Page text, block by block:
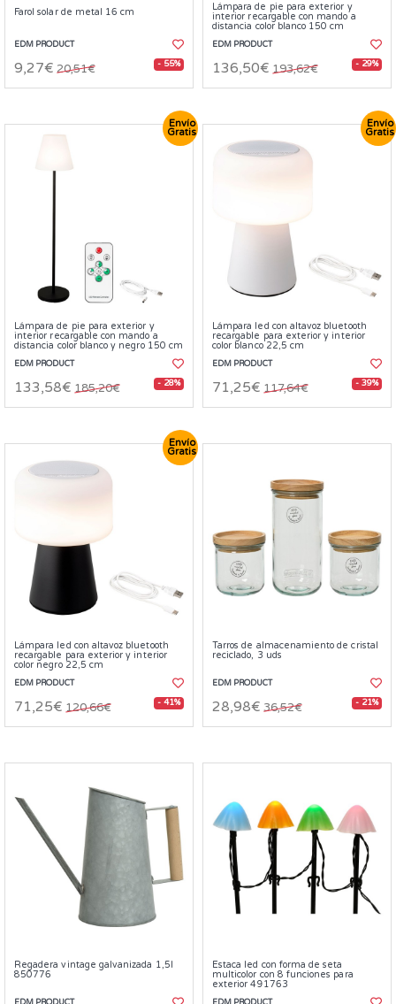
Farol solar de metal 16 cm
EDM PRODUCT
9,27€ 20,51€ - 55%
Lámpara de pie para exterior y
interior recargable con mando a
distancia color blanco 150 cm
EDM PRODUCT
136,50€ 193,62€ - 29%
Envío
Gratis
Lámpara de pie para exterior y
interior recargable con mando a
distancia color blanco y negro 150 cm
EDM PRODUCT
133,58€ 185,20€ - 28%
Envío
Gratis
Lámpara led con altavoz bluetooth
recargable para exterior y interior
color blanco 22,5 cm
EDM PRODUCT
71,25€ 117,64€ - 39%
Envío
Gratis
Lámpara led con altavoz bluetooth
recargable para exterior y interior
color negro 22,5 cm
EDM PRODUCT
71,25€ 120,66€ - 41%
Tarros de almacenamiento de cristal
reciclado, 3 uds
EDM PRODUCT
28,98€ 36,52€ - 21%
Regadera vintage galvanizada 1,5l
850776
Estaca led con forma de seta
multicolor con 8 funciones para
exterior 491763